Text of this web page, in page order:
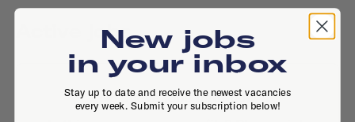
Active jobs
No active jobs right now
New jobs
in your inbox
Stay up to date and receive the newest vacancies
every week. Submit your subscription below!